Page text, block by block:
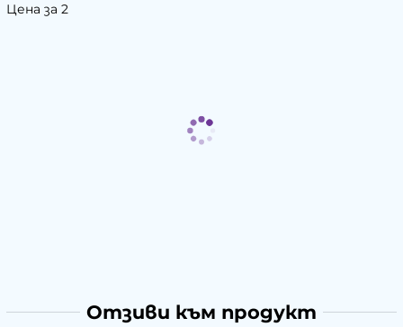
Цена за 2
Отзиви към продукт